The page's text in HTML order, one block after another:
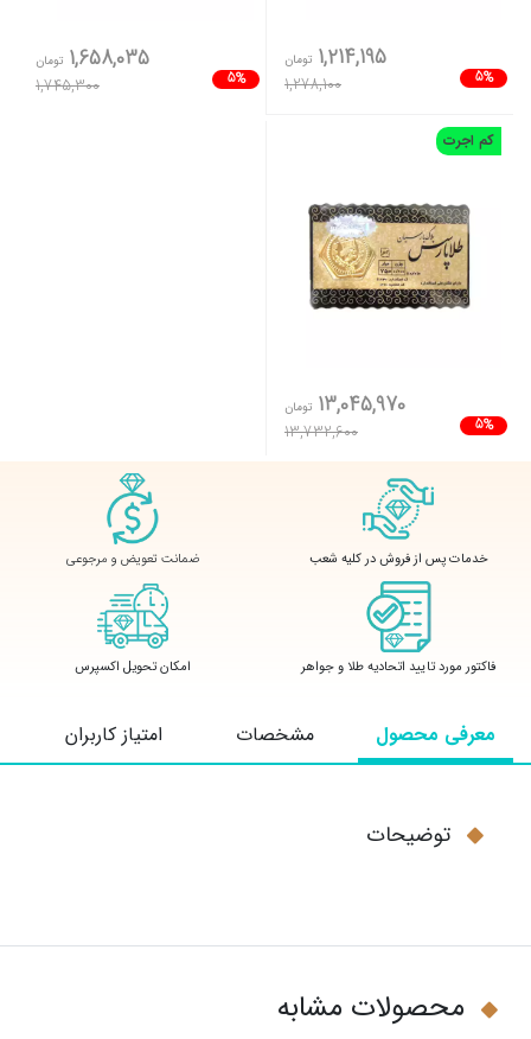
5%
1,214,195 تومان
1,278,100
5%
1,658,035 تومان
1,745,300
کم اجرت
5%
13,045,970 تومان
13,732,600
خدمات پس از فروش در کلیه شعب ضمانت تعویض و مرجوعی
فاکتور مورد تایید اتحادیه طلا و جواهر امکان تحویل اکسپرس
معرفی محصول مشخصات امتیاز کاربران
توضیحات
محصولات مشابه